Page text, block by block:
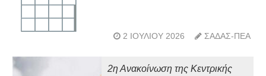
2 ΙΟΥΛΊΟΥ 2026 ΣΑΔΑΣ-ΠΕΑ
2η Ανακοίνωση της Κεντρικής